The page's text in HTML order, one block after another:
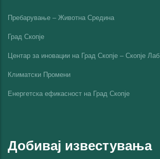
Пребарување – Животна Средина
Град Скопје
Центар за иновации на Град Скопје – Скопје Лаб
Климатски Промени
Енергетска ефикасност на Град Скопјe
Добивај известувања